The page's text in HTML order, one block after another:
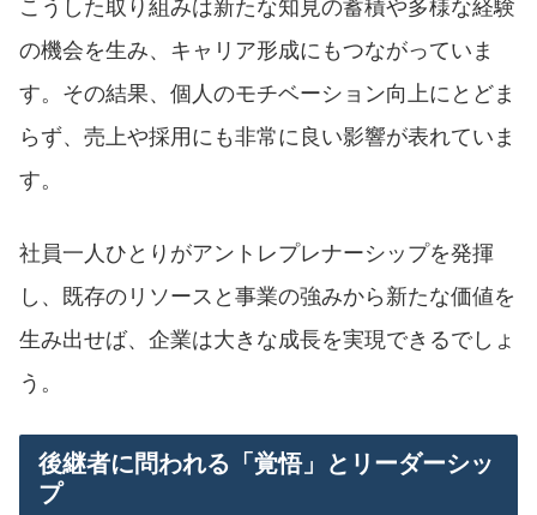
こうした取り組みは新たな知見の蓄積や多様な経験
の機会を生み、キャリア形成にもつながっていま
す。その結果、個人のモチベーション向上にとどま
らず、売上や採用にも非常に良い影響が表れていま
す。
社員一人ひとりがアントレプレナーシップを発揮
し、既存のリソースと事業の強みから新たな価値を
生み出せば、企業は大きな成長を実現できるでしょ
う。
後継者に問われる「覚悟」とリーダーシッ
プ